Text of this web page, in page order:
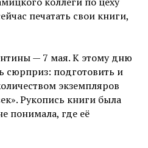
печатать свои книги,
— 7 мая. К этому дню
сюрприз: подготовить и
экземпляров
Рукопись книги была
понимала, где её